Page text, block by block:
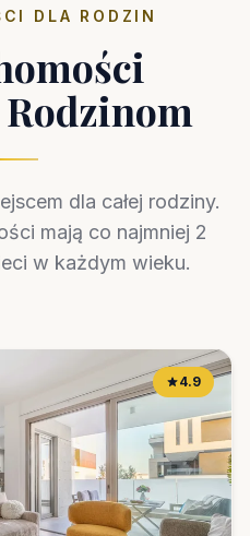
DLA RODZIN
dla całej rodziny.
mają co najmniej 2
w każdym wieku.
4.9